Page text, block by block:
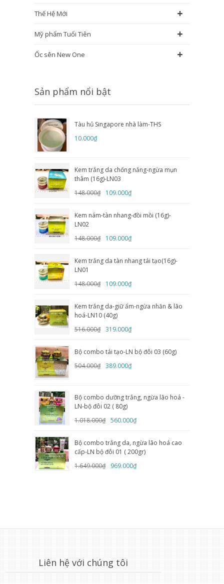
Thế Hệ Mới +
Mỹ phẩm Tuổi Tiên +
Ốc sên New One +
Sản phẩm nổi bật
Tàu hủ Singapore nhà làm-THS
10.000₫
Kem trắng da chống nắng-ngừa mụn
thâm (16g)-LN03
148.000₫
109.000₫
Kem nám-tàn nhang-đồi mồi (16g)-
LN02
148.000₫
109.000₫
Kem trắng da tàn nhang tái tạo(16g)-
LN01
148.000₫
109.000₫
Kem trắng da-giữ ẩm-ngừa nhăn & lão
hoá-LN10 (40g)
516.000₫ 319.000₫
Bộ combo tái tạo-LN bộ đôi 03 (60g)
504.000₫ 389.000₫
Bộ combo dưỡng trắng, ngừa lão hoá -
LN-bộ đôi 02 ( 80g)
1.018.000₫ 560.000₫
Bộ combo trắng da, ngừa lão hoá cao
cấp-LN bộ đôi 01 ( 200gr)
1.649.000₫
969.000₫
Liên hệ với chúng tôi